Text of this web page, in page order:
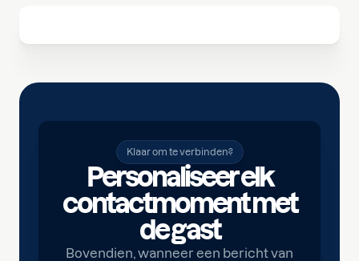
Klaar om te verbinden?
Personaliseer elk
contactmoment met
de gast
Bovendien, wanneer een bericht van